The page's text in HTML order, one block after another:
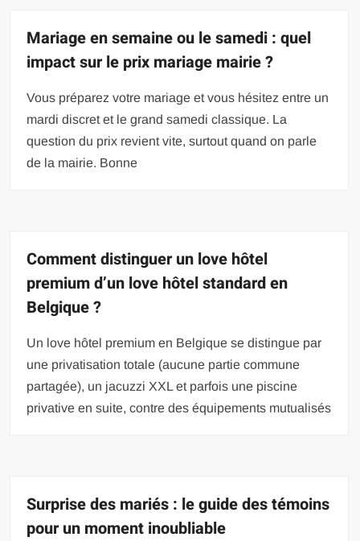
Mariage en semaine ou le samedi : quel
impact sur le prix mariage mairie ?
Vous préparez votre mariage et vous hésitez entre un
mardi discret et le grand samedi classique. La
question du prix revient vite, surtout quand on parle
de la mairie. Bonne
Comment distinguer un love hôtel
premium d’un love hôtel standard en
Belgique ?
Un love hôtel premium en Belgique se distingue par
une privatisation totale (aucune partie commune
partagée), un jacuzzi XXL et parfois une piscine
privative en suite, contre des équipements mutualisés
Surprise des mariés : le guide des témoins
pour un moment inoubliable